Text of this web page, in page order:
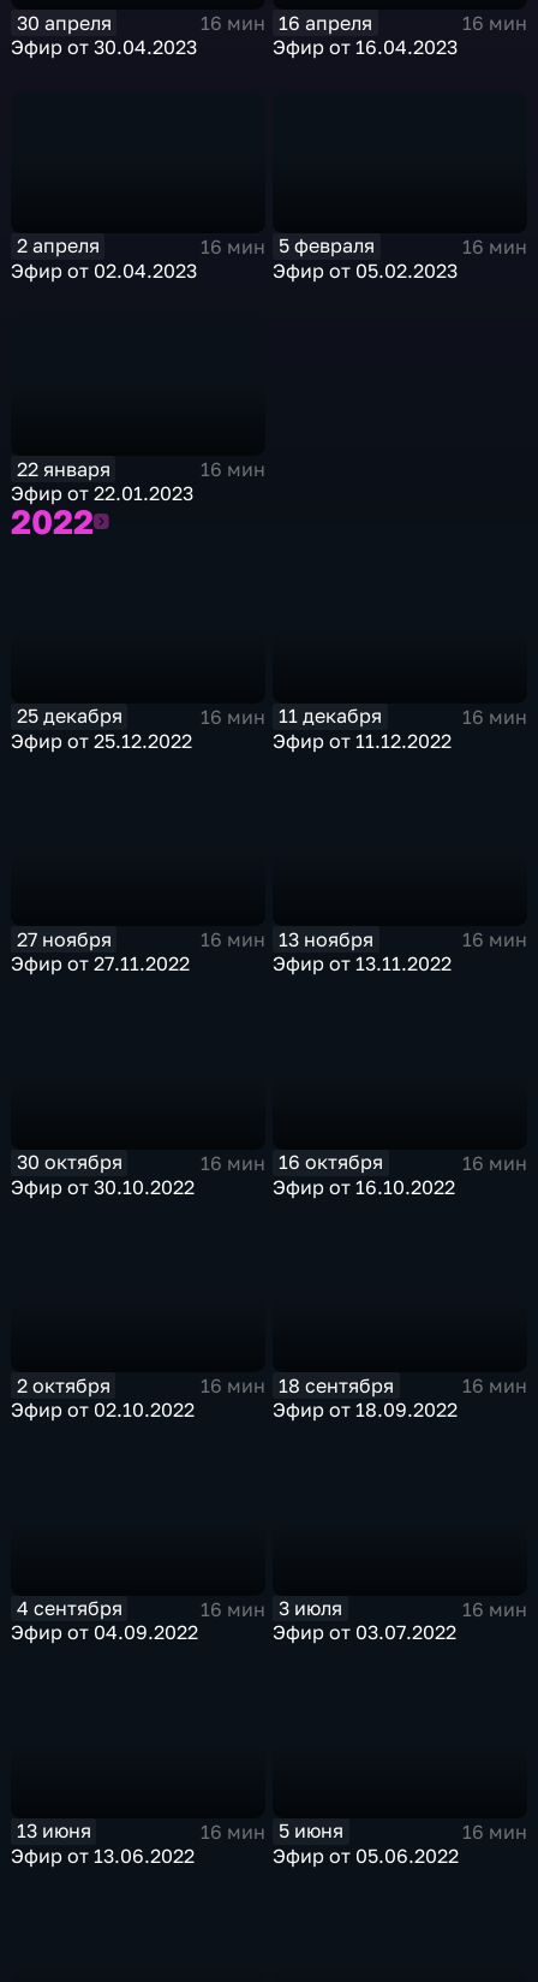
30 апреля
16 мин
Эфир от 30.04.2023
16 апреля
16 мин
Эфир от 16.04.2023
2 апреля
16 мин
Эфир от 02.04.2023
5 февраля
16 мин
Эфир от 05.02.2023
22 января
16 мин
Эфир от 22.01.2023
20222022
25 декабря
16 мин
Эфир от 25.12.2022
11 декабря
16 мин
Эфир от 11.12.2022
27 ноября
16 мин
Эфир от 27.11.2022
13 ноября
16 мин
Эфир от 13.11.2022
30 октября
16 мин
Эфир от 30.10.2022
16 октября
16 мин
Эфир от 16.10.2022
2 октября
16 мин
Эфир от 02.10.2022
18 сентября
16 мин
Эфир от 18.09.2022
4 сентября
16 мин
Эфир от 04.09.2022
3 июля
16 мин
Эфир от 03.07.2022
13 июня
16 мин
Эфир от 13.06.2022
5 июня
16 мин
Эфир от 05.06.2022